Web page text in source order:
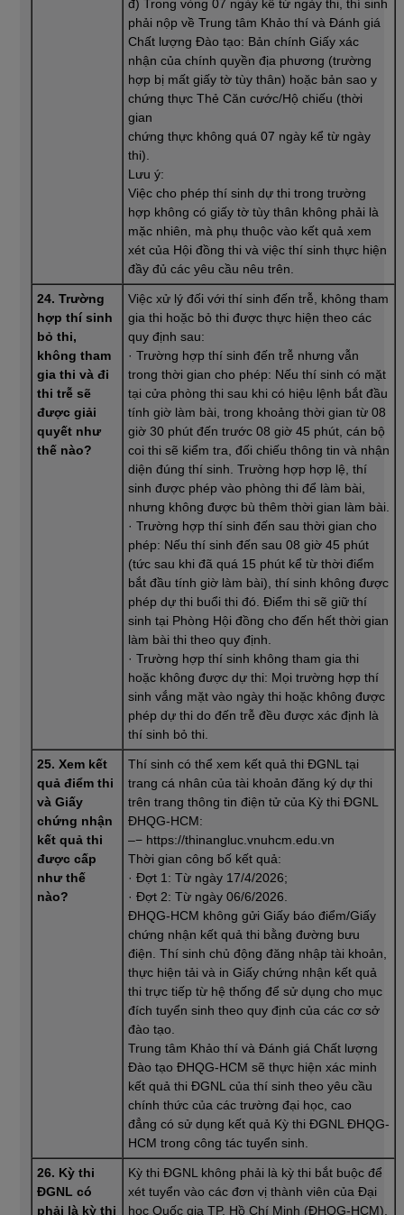
đ) Trong vòng 07 ngày kể từ ngày thi, thí sinh
phải nộp về Trung tâm Khảo thí và Đánh giá
Chất lượng Đào tạo: Bản chính Giấy xác
nhận của chính quyền địa phương (trường
hợp bị mất giấy tờ tùy thân) hoặc bản sao y
chứng thực Thẻ Căn cước/Hộ chiếu (thời
gian
chứng thực không quá 07 ngày kể từ ngày
thi).
Lưu ý:
Việc cho phép thí sinh dự thi trong trường
hợp không có giấy tờ tùy thân không phải là
mặc nhiên, mà phụ thuộc vào kết quả xem
xét của Hội đồng thi và việc thí sinh thực hiện
đầy đủ các yêu cầu nêu trên.
24. Trường
hợp thí sinh
bỏ thi,
không tham
gia thi và đi
thi trễ sẽ
được giải
quyết như
thế nào?
Việc xử lý đối với thí sinh đến trễ, không tham
gia thi hoặc bỏ thi được thực hiện theo các
quy định sau:
· Trường hợp thí sinh đến trễ nhưng vẫn
trong thời gian cho phép: Nếu thí sinh có mặt
tại cửa phòng thi sau khi có hiệu lệnh bắt đầu
tính giờ làm bài, trong khoảng thời gian từ 08
giờ 30 phút đến trước 08 giờ 45 phút, cán bộ
coi thi sẽ kiểm tra, đối chiếu thông tin và nhận
diện đúng thí sinh. Trường hợp hợp lệ, thí
sinh được phép vào phòng thi để làm bài,
nhưng không được bù thêm thời gian làm bài.
· Trường hợp thí sinh đến sau thời gian cho
phép: Nếu thí sinh đến sau 08 giờ 45 phút
(tức sau khi đã quá 15 phút kể từ thời điểm
bắt đầu tính giờ làm bài), thí sinh không được
phép dự thi buổi thi đó. Điểm thi sẽ giữ thí
sinh tại Phòng Hội đồng cho đến hết thời gian
làm bài thi theo quy định.
· Trường hợp thí sinh không tham gia thi
hoặc không được dự thi: Mọi trường hợp thí
sinh vắng mặt vào ngày thi hoặc không được
phép dự thi do đến trễ đều được xác định là
thí sinh bỏ thi.
25. Xem kết
quả điểm thi
và Giấy
chứng nhận
kết quả thi
được cấp
như thế
nào?
Thí sinh có thể xem kết quả thi ĐGNL tại
trang cá nhân của tài khoản đăng ký dự thi
trên trang thông tin điện tử của Kỳ thi ĐGNL
ĐHQG-HCM:
–− https://thinangluc.vnuhcm.edu.vn
Thời gian công bố kết quả:
· Đợt 1: Từ ngày 17/4/2026;
· Đợt 2: Từ ngày 06/6/2026.
ĐHQG-HCM không gửi Giấy báo điểm/Giấy
chứng nhận kết quả thi bằng đường bưu
điện. Thí sinh chủ động đăng nhập tài khoản,
thực hiện tải và in Giấy chứng nhận kết quả
thi trực tiếp từ hệ thống để sử dụng cho mục
đích tuyển sinh theo quy định của các cơ sở
đào tạo.
Trung tâm Khảo thí và Đánh giá Chất lượng
Đào tạo ĐHQG-HCM sẽ thực hiện xác minh
kết quả thi ĐGNL của thí sinh theo yêu cầu
chính thức của các trường đại học, cao
đẳng có sử dụng kết quả Kỳ thi ĐGNL ĐHQG-
HCM trong công tác tuyển sinh.
26. Kỳ thi
ĐGNL có
phải là kỳ thi
Kỳ thi ĐGNL không phải là kỳ thi bắt buộc để
xét tuyển vào các đơn vị thành viên của Đại
học Quốc gia TP. Hồ Chí Minh (ĐHQG-HCM).